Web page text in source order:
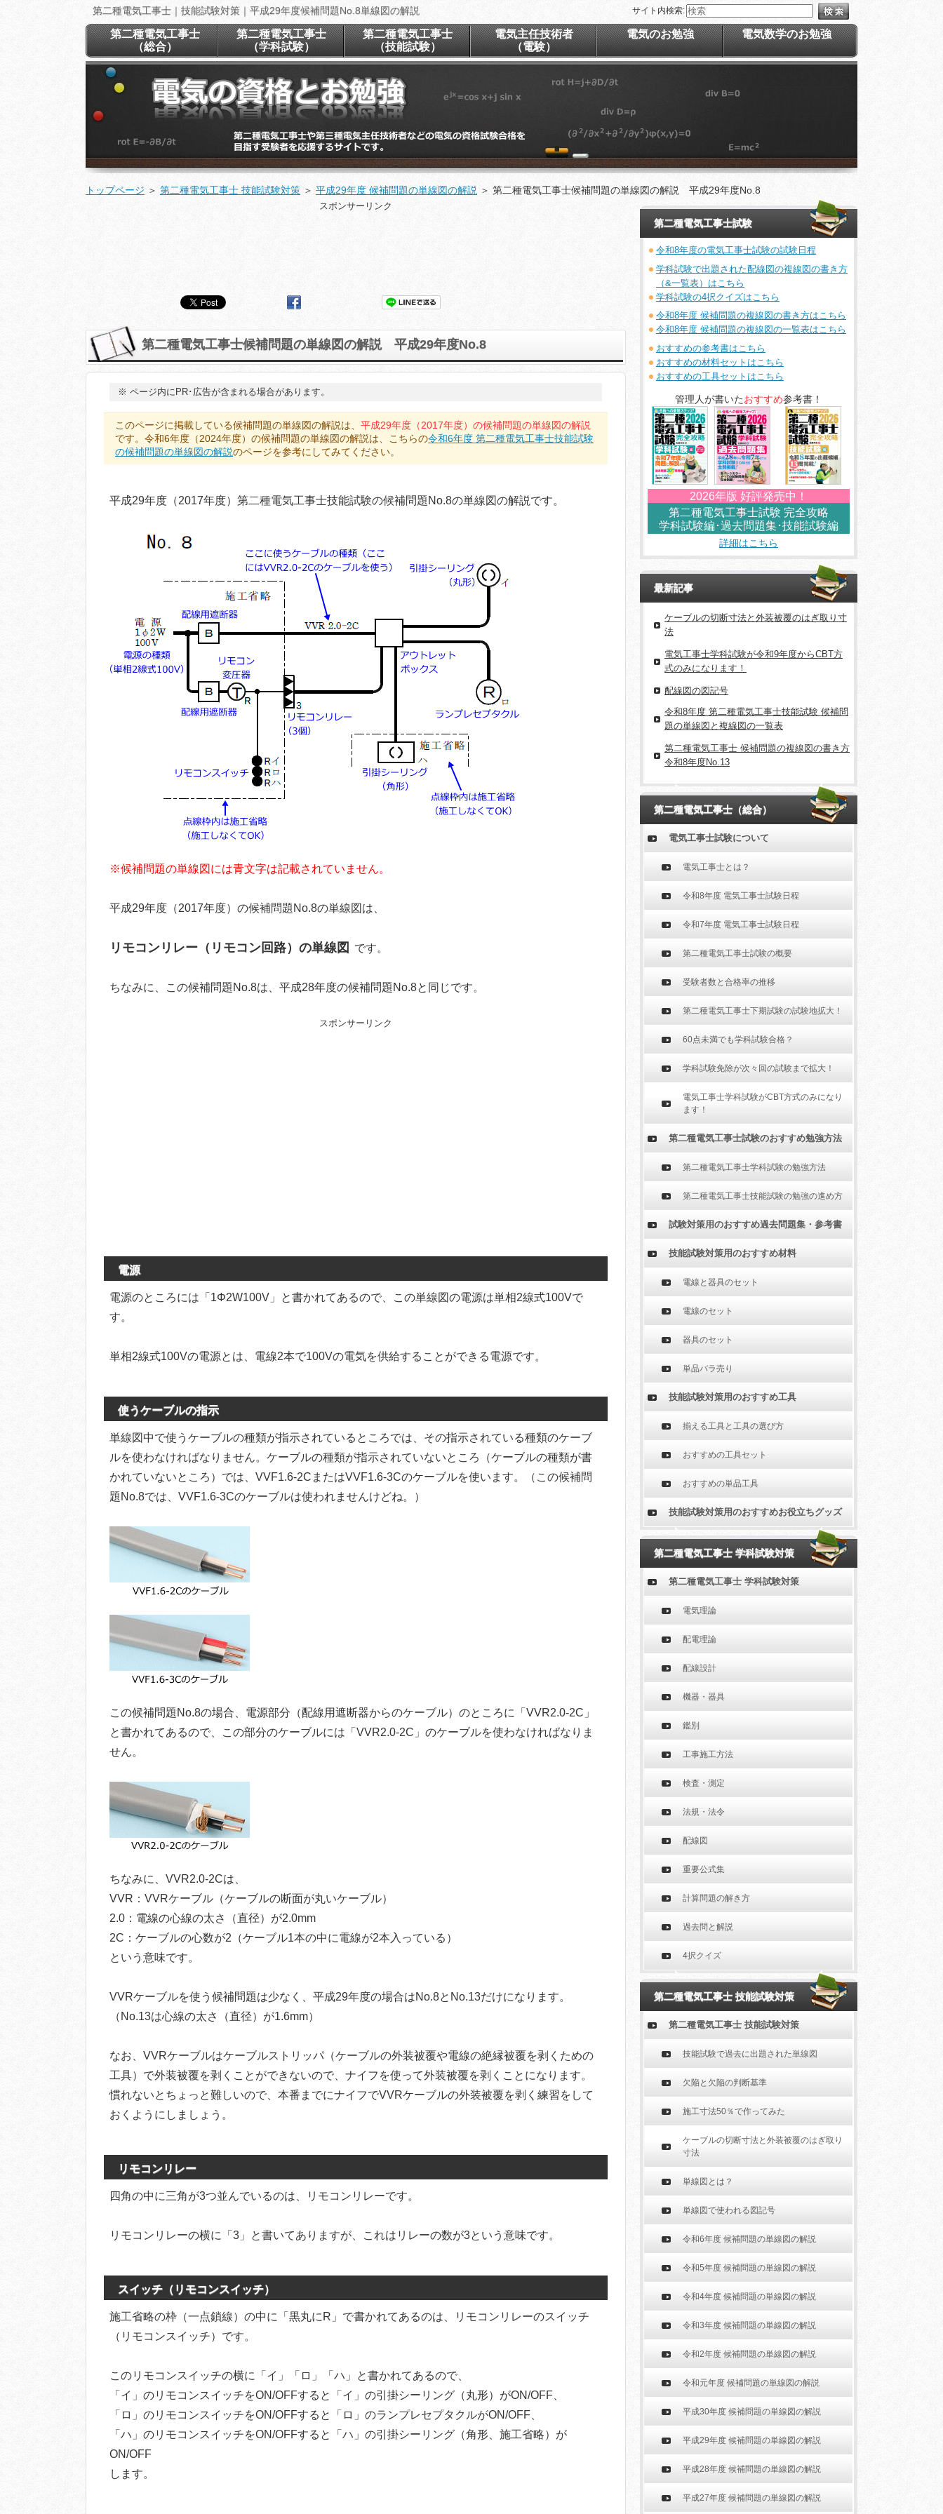
第二種電気工事士｜技能試験対策｜平成29年度候補問題No.8単線図の解説
トップページ ＞ 第二種電気工事士 技能試験対策 ＞ 平成29年度 候補問題の単線図の解説 ＞ 第二種電気工事士候補問題の単線図の解説 平成29年度No.8
スポンサーリンク
第二種電気工事士候補問題の単線図の解説 平成29年度No.8
※ ページ内にPR･広告が含まれる場合があります。
このページに掲載している候補問題の単線図の解説は、 平成29年度（2017年度）の候補問題の単線図の解説
です。令和6年度（2024年度）の候補問題の単線図の解説は、こちらの令和6年度 第二種電気工事士技能試験
の候補問題の単線図の解説のページを参考にしてみてください。
平成29年度（2017年度）第二種電気工事士技能試験の候補問題No.8の単線図の解説です。
※候補問題の単線図には青文字は記載されていません。
平成29年度（2017年度）の候補問題No.8の単線図は、
リモコンリレー（リモコン回路）の単線図 です。
ちなみに、この候補問題No.8は、平成28年度の候補問題No.8と同じです。
スポンサーリンク
電源
電源のところには「1Φ2W100V」と書かれてあるので、この単線図の電源は単相2線式100Vで
す。
単相2線式100Vの電源とは、電線2本で100Vの電気を供給することができる電源です。
使うケーブルの指示
単線図中で使うケーブルの種類が指示されているところでは、その指示されている種類のケーブ
ルを使わなければなりません。ケーブルの種類が指示されていないところ（ケーブルの種類が書
かれていないところ）では、VVF1.6-2CまたはVVF1.6-3Cのケーブルを使います。（この候補問
題No.8では、VVF1.6-3Cのケーブルは使われませんけどね。）
この候補問題No.8の場合、電源部分（配線用遮断器からのケーブル）のところに「VVR2.0-2C」
と書かれてあるので、この部分のケーブルには「VVR2.0-2C」のケーブルを使わなければなりま
せん。
ちなみに、VVR2.0-2Cは、
VVR：VVRケーブル（ケーブルの断面が丸いケーブル）
2.0：電線の心線の太さ（直径）が2.0mm
2C：ケーブルの心数が2（ケーブル1本の中に電線が2本入っている）
という意味です。
VVRケーブルを使う候補問題は少なく、平成29年度の場合はNo.8とNo.13だけになります。
（No.13は心線の太さ（直径）が1.6mm）
なお、VVRケーブルはケーブルストリッパ（ケーブルの外装被覆や電線の絶縁被覆を剥くための
工具）で外装被覆を剥くことができないので、ナイフを使って外装被覆を剥くことになります。
慣れないとちょっと難しいので、本番までにナイフでVVRケーブルの外装被覆を剥く練習をして
おくようにしましょう。
リモコンリレー
四角の中に三角が3つ並んでいるのは、リモコンリレーです。
リモコンリレーの横に「3」と書いてありますが、これはリレーの数が3という意味です。
スイッチ（リモコンスイッチ）
施工省略の枠（一点鎖線）の中に「黒丸にR」で書かれてあるのは、リモコンリレーのスイッチ
（リモコンスイッチ）です。
このリモコンスイッチの横に「イ」「ロ」「ハ」と書かれてあるので、
「イ」のリモコンスイッチをON/OFFすると「イ」の引掛シーリング（丸形）がON/OFF、
「ロ」のリモコンスイッチをON/OFFすると「ロ」のランプレセプタクルがON/OFF、
「ハ」のリモコンスイッチをON/OFFすると「ハ」の引掛シーリング（角形、施工省略）が
ON/OFF
します。
第二種電気工事士試験
令和8年度の電気工事士試験の試験日程
学科試験で出題された配線図の複線図の書き方
（&一覧表）はこちら
学科試験の4択クイズはこちら
令和8年度 候補問題の複線図の書き方はこちら
令和8年度 候補問題の複線図の一覧表はこちら
おすすめの参考書はこちら
おすすめの材料セットはこちら
おすすめの工具セットはこちら
管理人が書いたおすすめ参考書！
2026年版 好評発売中！
第二種電気工事士試験 完全攻略
学科試験編･過去問題集･技能試験編
詳細はこちら
最新記事
ケーブルの切断寸法と外装被覆のはぎ取り寸
法
電気工事士学科試験が令和9年度からCBT方
式のみになります！
配線図の図記号
令和8年度 第二種電気工事士技能試験 候補問
題の単線図と複線図の一覧表
第二種電気工事士 候補問題の複線図の書き方
令和8年度No.13
第二種電気工事士（総合）
電気工事士試験について
電気工事士とは？
令和8年度 電気工事士試験日程
令和7年度 電気工事士試験日程
第二種電気工事士試験の概要
受験者数と合格率の推移
第二種電気工事士下期試験の試験地拡大！
60点未満でも学科試験合格？
学科試験免除が次々回の試験まで拡大！
電気工事士学科試験がCBT方式のみになり
ます！
第二種電気工事士試験のおすすめ勉強方法
第二種電気工事士学科試験の勉強方法
第二種電気工事士技能試験の勉強の進め方
試験対策用のおすすめ過去問題集・参考書
技能試験対策用のおすすめ材料
電線と器具のセット
電線のセット
器具のセット
単品バラ売り
技能試験対策用のおすすめ工具
揃える工具と工具の選び方
おすすめの工具セット
おすすめの単品工具
技能試験対策用のおすすめお役立ちグッズ
第二種電気工事士 学科試験対策
第二種電気工事士 学科試験対策
電気理論
配電理論
配線設計
機器・器具
鑑別
工事施工方法
検査・測定
法規・法令
配線図
重要公式集
計算問題の解き方
過去問と解説
4択クイズ
第二種電気工事士 技能試験対策
第二種電気工事士 技能試験対策
技能試験で過去に出題された単線図
欠陥と欠陥の判断基準
施工寸法50％で作ってみた
ケーブルの切断寸法と外装被覆のはぎ取り
寸法
単線図とは？
単線図で使われる図記号
令和6年度 候補問題の単線図の解説
令和5年度 候補問題の単線図の解説
令和4年度 候補問題の単線図の解説
令和3年度 候補問題の単線図の解説
令和2年度 候補問題の単線図の解説
令和元年度 候補問題の単線図の解説
平成30年度 候補問題の単線図の解説
平成29年度 候補問題の単線図の解説
平成28年度 候補問題の単線図の解説
平成27年度 候補問題の単線図の解説
第二種電気工事士
（総合）
第二種電気工事士
（学科試験）
第二種電気工事士
（技能試験）
電気主任技術者
（電験）
電気のお勉強 電気数学のお勉強
サイト内検索: